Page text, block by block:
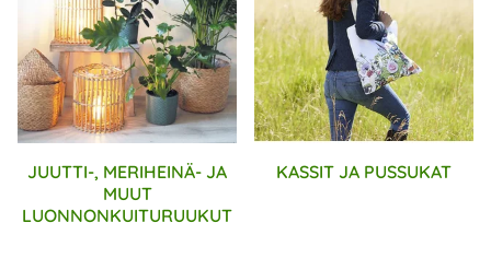
JUUTTI-, MERIHEINÄ- JA
MUUT
LUONNONKUITURUUKUT
KASSIT JA PUSSUKAT